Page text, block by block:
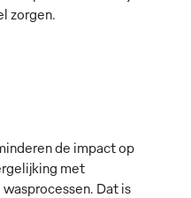
zorgen.
de impact op
met
Dat is